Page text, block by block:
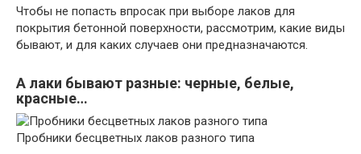
Чтобы не попасть впросак при выборе лаков для
покрытия бетонной поверхности, рассмотрим, какие виды
бывают, и для каких случаев они предназначаются.
А лаки бывают разные: черные, белые,
красные…
Пробники бесцветных лаков разного типа